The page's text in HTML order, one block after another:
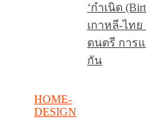
‘กำเนิด
เกาหลี-ไท
ดนตรี การ
กัน
HOME-
DESIGN